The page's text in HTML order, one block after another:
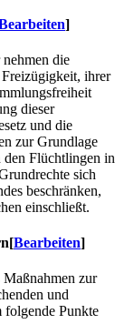
]
die
ihrer
dieser
und die
zur Grundlage
den Flüchtlingen in
sich
beschränken,
einschließt.
Bearbeiten]
zur
und
folgende Punkte